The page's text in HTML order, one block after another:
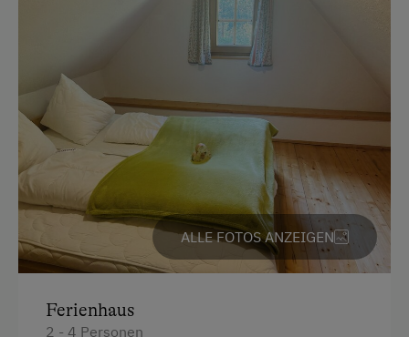
Für max. 4 Personen
Klassische Almhütte
Am Betrieb
Garten/Wiese
Hofeigene Produkte
Kinder-Ausstattung
ALLE FOTOS ANZEIGEN
Ferienhaus
2 - 4 Personen